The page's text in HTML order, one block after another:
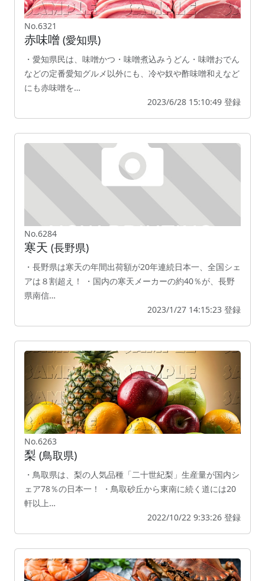
No.6321
赤味噌 (愛知県)
・愛知県民は、味噌かつ・味噌煮込みうどん・味噌おでん
などの定番愛知グルメ以外にも、冷や奴や酢味噌和えなど
にも赤味噌を…
2023/6/28 15:10:49 登録
No.6284
寒天 (長野県)
・長野県は寒天の年間出荷額が20年連続日本一、全国シェ
アは８割超え！ ・国内の寒天メーカーの約40％が、長野
県南信…
2023/1/27 14:15:23 登録
No.6263
梨 (鳥取県)
・鳥取県は、梨の人気品種「二十世紀梨」生産量が国内シ
ェア78％の日本一！ ・鳥取砂丘から東南に続く道には20
軒以上…
2022/10/22 9:33:26 登録